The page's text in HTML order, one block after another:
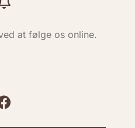
at følge os online.